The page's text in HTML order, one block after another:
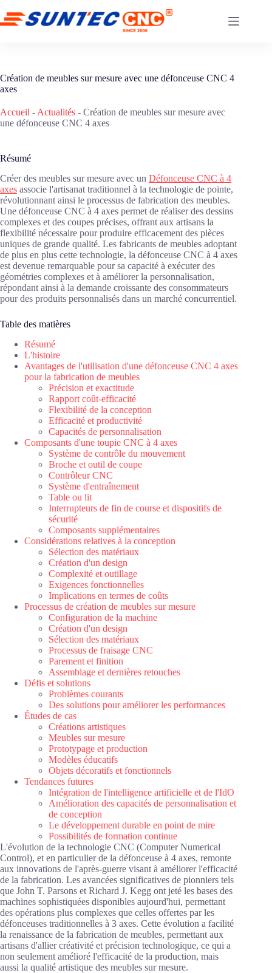
to
content
Création de meubles sur mesure avec une défonceuse CNC 4
axes
Accueil - Actualités - Création de meubles sur mesure avec
une défonceuse CNC 4 axes
Résumé
Créer des meubles sur mesure avec un Défonceuse CNC à 4
axes associe l'artisanat traditionnel à la technologie de pointe,
révolutionnant ainsi le processus de fabrication des meubles.
Une défonceuse CNC à 4 axes permet de réaliser des dessins
complexes et des coupes précises, offrant aux artisans la
flexibilité nécessaire pour produire efficacement des pièces
uniques de grande qualité. Les fabricants de meubles adoptant
de plus en plus cette technologie, la défonceuse CNC à 4 axes
est devenue remarquable pour sa capacité à exécuter des
géométries complexes et à améliorer la personnalisation,
répondant ainsi à la demande croissante des consommateurs
pour des produits personnalisés dans un marché concurrentiel.
Table des matières
Résumé
L'histoire
Avantages de l'utilisation d'une défonceuse CNC 4 axes
pour la fabrication de meubles
Précision et exactitude
Rapport coût-efficacité
Flexibilité de la conception
Efficacité et productivité
Capacités de personnalisation
Composants d'une toupie CNC à 4 axes
Système de contrôle du mouvement
Broche et outil de coupe
Contrôleur CNC
Système d'entraînement
Table ou lit
Interrupteurs de fin de course et dispositifs de
sécurité
Composants supplémentaires
Considérations relatives à la conception
Sélection des matériaux
Création d'un design
Complexité et outillage
Exigences fonctionnelles
Implications en termes de coûts
Processus de création de meubles sur mesure
Configuration de la machine
Création d'un design
Sélection des matériaux
Processus de fraisage CNC
Parement et finition
Assemblage et dernières retouches
Défis et solutions
Problèmes courants
Des solutions pour améliorer les performances
Études de cas
Créations artistiques
Meubles sur mesure
Prototypage et production
Modèles éducatifs
Objets décoratifs et fonctionnels
Tendances futures
Intégration de l'intelligence artificielle et de l'IdO
Amélioration des capacités de personnalisation et
de conception
Le développement durable en point de mire
Possibilités de formation continue
L'évolution de la technologie CNC (Computer Numerical
Control), et en particulier de la défonceuse à 4 axes, remonte
aux innovations de l'après-guerre visant à améliorer l'efficacité
de la fabrication. Les avancées significatives de pionniers tels
que John T. Parsons et Richard J. Kegg ont jeté les bases des
machines sophistiquées disponibles aujourd'hui, permettant
des opérations plus complexes que celles offertes par les
défonceuses traditionnelles à 3 axes. Cette évolution a facilité
la renaissance de la fabrication de meubles, permettant aux
artisans d'allier créativité et précision technologique, ce qui a
non seulement amélioré l'efficacité de la production, mais
aussi la qualité artistique des meubles sur mesure.